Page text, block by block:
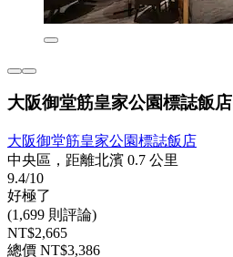
大阪御堂筋皇家公園標誌飯店
大阪御堂筋皇家公園標誌飯店
中央區，距離北濱 0.7 公里
9.4/10
好極了
(1,699 則評論)
NT$2,665
總價 NT$3,386